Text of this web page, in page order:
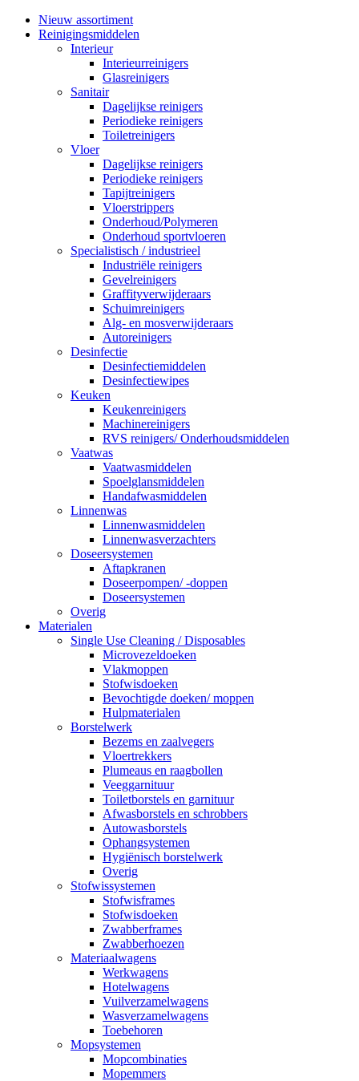
Nieuw assortiment
Reinigingsmiddelen
Interieur
Interieurreinigers
Glasreinigers
Sanitair
Dagelijkse reinigers
Periodieke reinigers
Toiletreinigers
Vloer
Dagelijkse reinigers
Periodieke reinigers
Tapijtreinigers
Vloerstrippers
Onderhoud/Polymeren
Onderhoud sportvloeren
Specialistisch / industrieel
Industriële reinigers
Gevelreinigers
Graffityverwijderaars
Schuimreinigers
Alg- en mosverwijderaars
Autoreinigers
Desinfectie
Desinfectiemiddelen
Desinfectiewipes
Keuken
Keukenreinigers
Machinereinigers
RVS reinigers/ Onderhoudsmiddelen
Vaatwas
Vaatwasmiddelen
Spoelglansmiddelen
Handafwasmiddelen
Linnenwas
Linnenwasmiddelen
Linnenwasverzachters
Doseersystemen
Aftapkranen
Doseerpompen/ -doppen
Doseersystemen
Overig
Materialen
Single Use Cleaning / Disposables
Microvezeldoeken
Vlakmoppen
Stofwisdoeken
Bevochtigde doeken/ moppen
Hulpmaterialen
Borstelwerk
Bezems en zaalvegers
Vloertrekkers
Plumeaus en raagbollen
Veeggarnituur
Toiletborstels en garnituur
Afwasborstels en schrobbers
Autowasborstels
Ophangsystemen
Hygiënisch borstelwerk
Overig
Stofwissystemen
Stofwisframes
Stofwisdoeken
Zwabberframes
Zwabberhoezen
Materiaalwagens
Werkwagens
Hotelwagens
Vuilverzamelwagens
Wasverzamelwagens
Toebehoren
Mopsystemen
Mopcombinaties
Mopemmers